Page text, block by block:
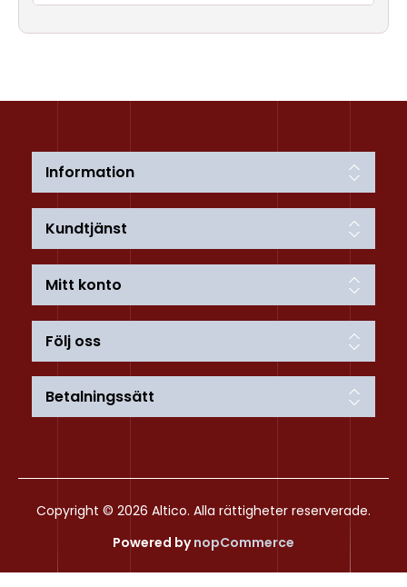
Information
Kundtjänst
Mitt konto
Följ oss
Betalningssätt
Copyright © 2026 Altico. Alla rättigheter reserverade.
Powered bynopCommerce